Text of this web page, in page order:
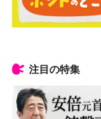
注目の特集